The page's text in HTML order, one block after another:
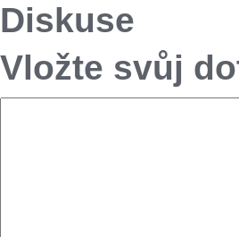
Diskuse
Vložte svůj